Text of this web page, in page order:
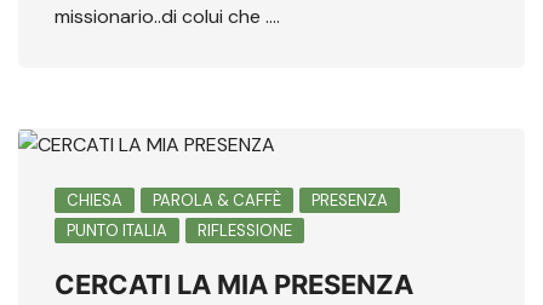
missionario..di colui che ….
CHIESA PAROLA & CAFFÈ
PRESENZA
PUNTO ITALIA
RIFLESSIONE
CERCATI LA MIA PRESENZA